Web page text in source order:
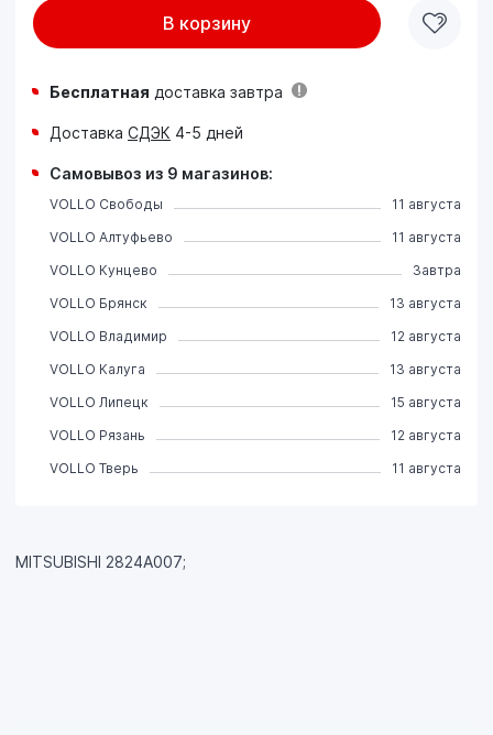
MITSUBISHI 2824A007;
В корзину
Бесплатная доставка завтра
Доставка СДЭК 4-5 дней
Самовывоз из 9 магазинов:
VOLLO Свободы
11 августа
VOLLO Алтуфьево
11 августа
VOLLO Кунцево
Завтра
VOLLO Брянск
13 августа
VOLLO Владимир
12 августа
VOLLO Калуга
13 августа
VOLLO Липецк
15 августа
VOLLO Рязань
12 августа
VOLLO Тверь
11 августа